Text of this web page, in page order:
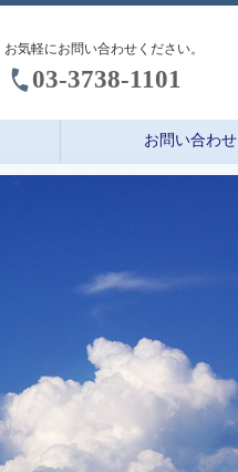
お気軽にお問い合わせください。
03-3738-1101
お問い合わせ